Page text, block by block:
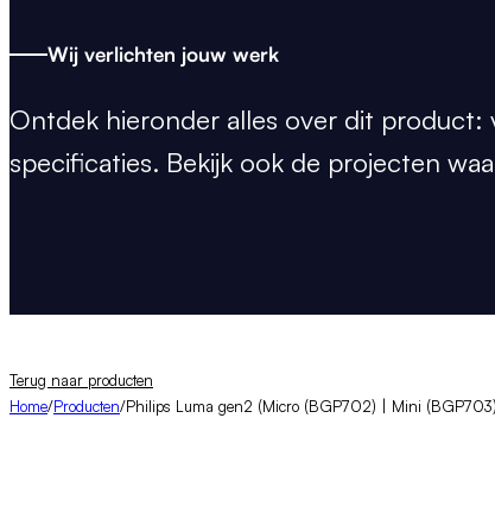
Wij verlichten jouw werk
Ontdek hieronder alles over dit product:
specificaties. Bekijk ook de projecten
Terug naar producten
Home/Producten/Philips Luma gen2 (Micro (BGP702) | Mini